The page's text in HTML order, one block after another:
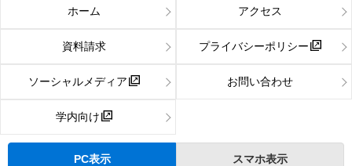
ホーム アクセス
資料請求 プライバシーポリシー
ソーシャルメディア お問い合わせ
学内向け
PC表示 スマホ表示